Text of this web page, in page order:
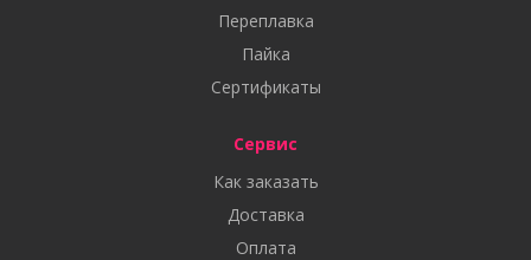
Переплавка
Пайка
Сертификаты
Сервис
Как заказать
Доставка
Оплата